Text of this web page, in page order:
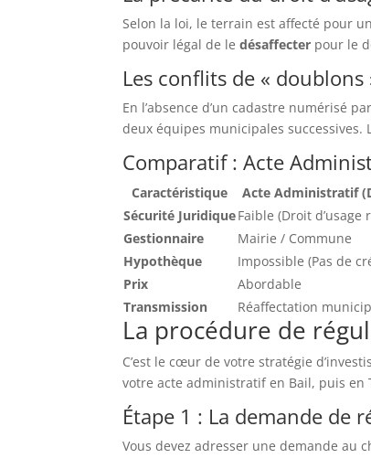
Selon la loi, le terrain est affecté pour
pouvoir légal de ledésaffecter pour le
Les conflits de « doublons
En l’absence d’un cadastre numérisé
deux équipes municipales
Comparatif : Acte
Caractéristique Acte Administratif
Sécurité JuridiqueFaible (Droit d’usage
Gestionnaire
Mairie / Commune
Hypothèque
Impossible (Pas de
Prix
Abordable
Transmission
Réaffectation
La procédure de
C’est le cœur de votre stratégie
votre acte administratif en Bail, puis en
Étape 1 : La demande de
Vous devez adresser une demande au